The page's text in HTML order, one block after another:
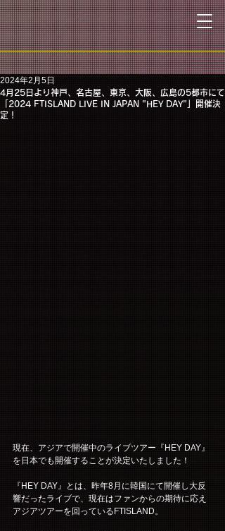
4月25日より神戸、名古屋、東京、大阪、広島の5都市にて
「2024 FTISLAND LIVE IN JAPAN "HEY DAY"」開催決
定！
2024年2月5日
現在、アジアで開催中のライブツアー『HEY DAY』
を日本でも開催することが決定いたしました！
『HEY DAY』とは、昨年8月に韓国にて開催し大反
響だったライブで、現在はファンからの期待に応え
アジアツアーを回っているFTISLAND。